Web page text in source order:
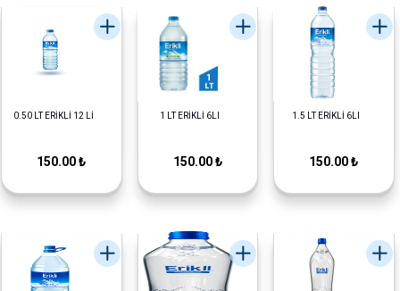
0.50 LT ERİKLİ 12 Lİ
150.00 ₺
1 LT ERİKLİ 6LI
150.00 ₺
1.5 LT ERİKLİ 6LI
150.00 ₺